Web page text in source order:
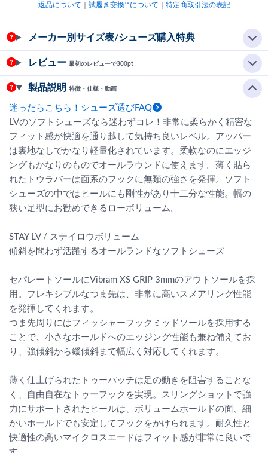
返品について 試履き交換™について 特定商取引法の表記
メーカー別サイズ表/シューズ購入特典
レビュー 最初のレビューで300pt
製品説明 特徴・仕様・動画
迷ったらこちら！シューズ選びFAQ
LVのソフトシューズなら迷わずコレ！非常に柔らかく精密な
フィット感が快適を通り越して気持ち良いレベル。アッパー
は裏地なしでかなり軽量化されています。柔軟なのにエッジ
ングもかなりのものでオールラウンドに使えます。薄く貼ら
れたトウラバーは面系のフックに無類の強さを発揮。ソフト
シューズの中ではヒールにも剛性があり十二分な性能。幅の
狭い足型にお勧めできるローボリューム。
STAY LV / ステイロウボリューム
傾斜を問わず活躍するオールランドなソフトシューズ
セパレートソールにVibram XS GRIP 3mmのアウトソールを採
用。フレキシブルなつま先は、非常に高いスメアリング性能
を発揮してくれます。
つま先周りにはフィッシャーフックミッドソールを採用する
ことで、小さなホールドへのエッジング性能も兼ね備えてお
り、強傾斜から緩傾斜まで幅広く対応してくれます。
薄く仕上げられたトゥーパッチは足の動きを阻害することな
く、自由自在なトゥーフックを実現。スリングショットで強
力にサポートされたヒールは、ボリュームホールドの面、細
かいホールドでも安定してフックをかけられます。耐久性と
快適性の高いマイクロスエードはフィット感が非常に良いで